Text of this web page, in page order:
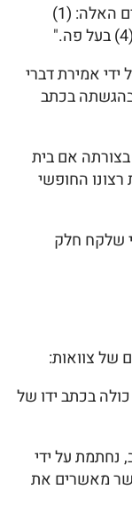
– "צוואה תיעשה באחת הדרכים האלה: (1)
אמירת דברי
בהגשתה בכתב
אם בית
החופשי
שלקח חלק
של צוואות:
כולה בכתב ידו של
נחתמת על ידי
מאשרים את